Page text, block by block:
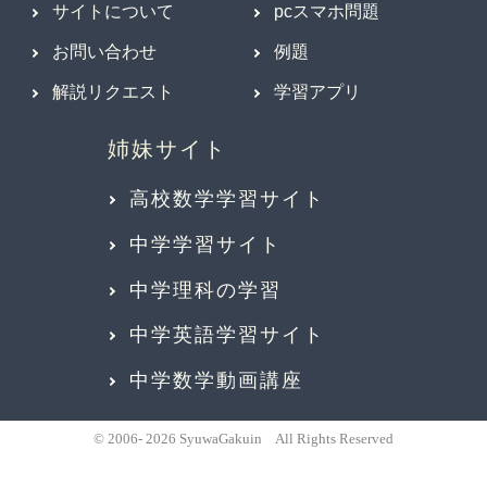
サイトについて
お問い合わせ
解説リクエスト
pcスマホ問題
例題
学習アプリ
高校数学学習サイト
中学学習サイト
中学理科の学習
中学英語学習サイト
中学数学動画講座
© 2006- 2026 SyuwaGakuin All Rights Reserved